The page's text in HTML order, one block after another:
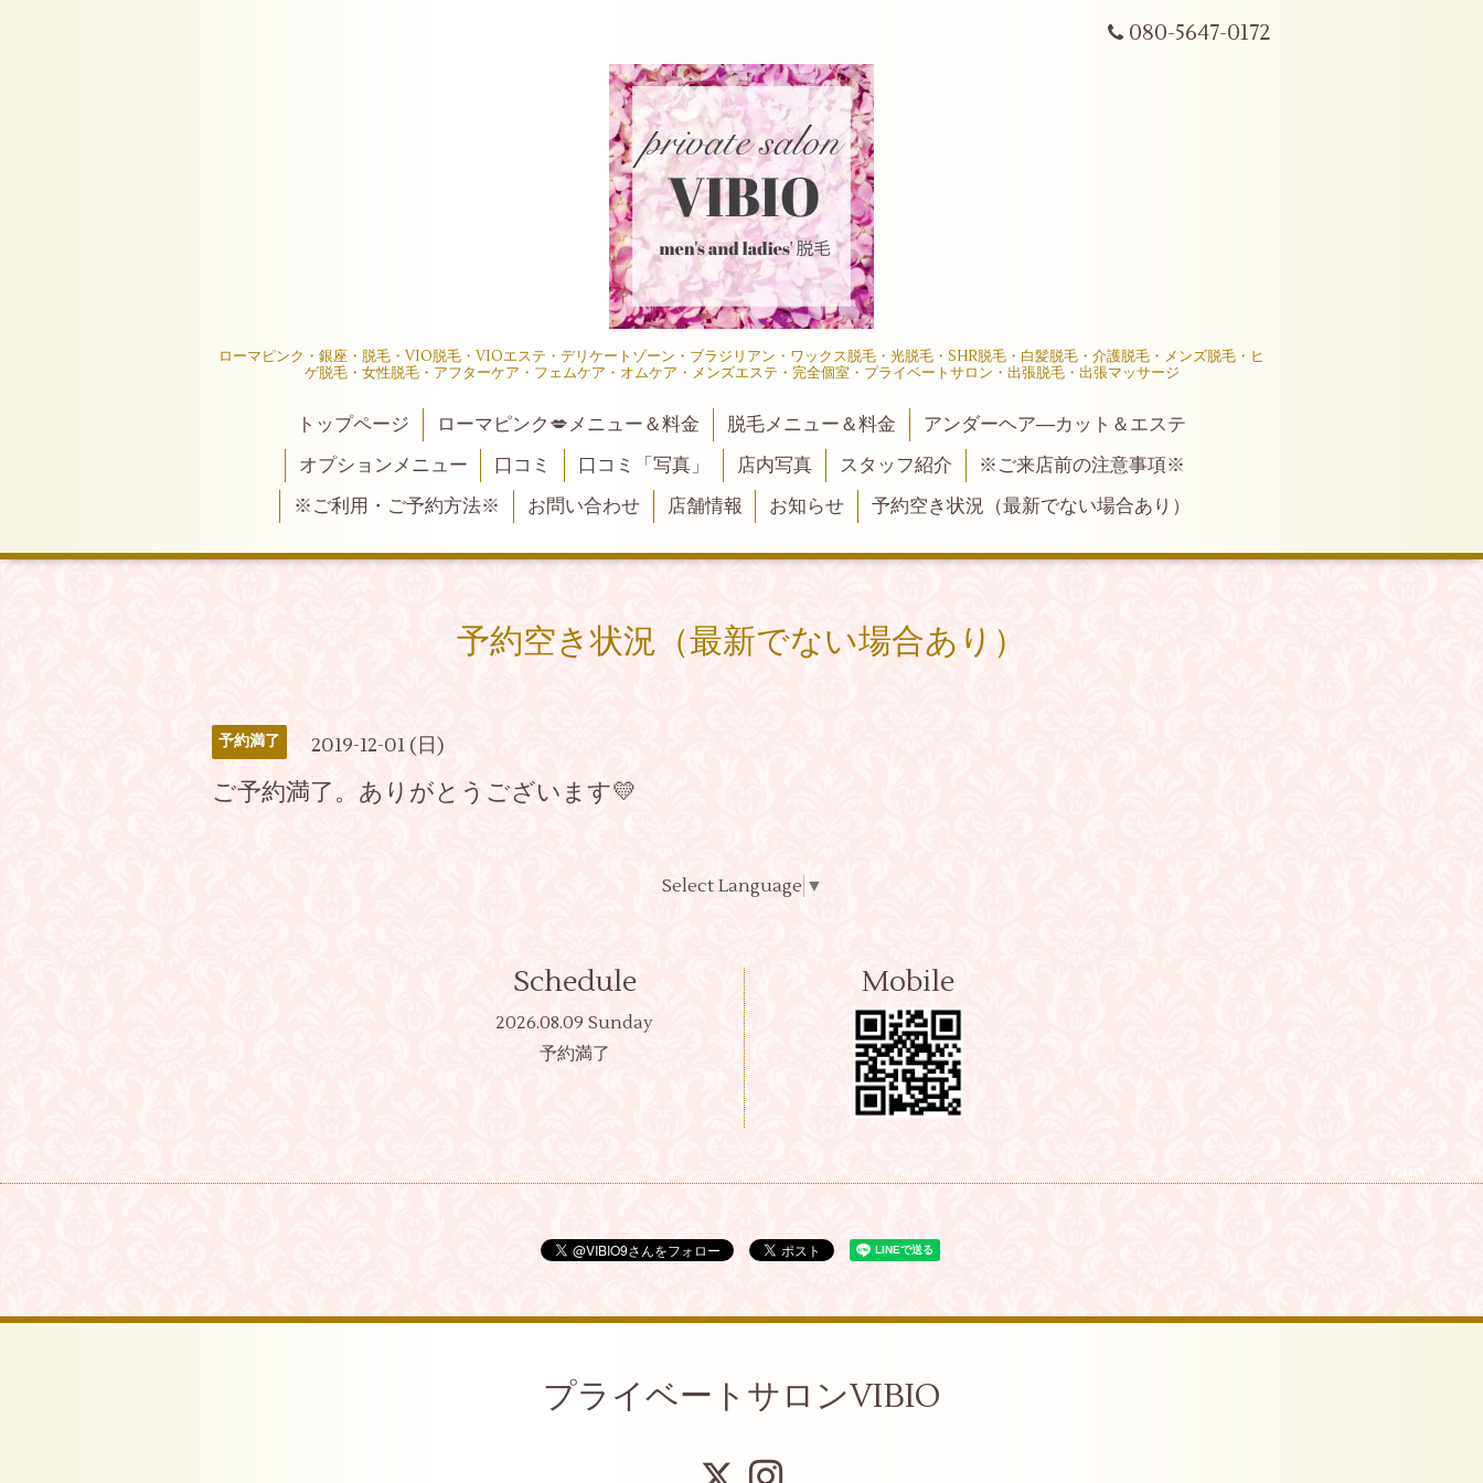
080-5647-0172
ローマピンク・銀座・脱毛・VIO脱毛・VIOエステ・デリケートゾーン・ブラジリアン・ワックス脱毛・光脱毛・SHR脱毛・白髪脱毛・介護脱毛・メンズ脱毛・ヒ
ゲ脱毛・女性脱毛・アフターケア・フェムケア・オムケア・メンズエステ・完全個室・プライベートサロン・出張脱毛・出張マッサージ
トップページ ローマピンク💋メニュー＆料金 脱毛メニュー＆料金
アンダーヘア―カット＆エステ
オプションメニュー
口コミ 口コミ「写真」 店内写真 スタッフ紹介
※ご来店前の注意事項※
※ご利用・ご予約方法※
お問い合わせ 店舗情報 お知らせ 予約空き状況（最新でない場合あり）
予約空き状況（最新でない場合あり）
予約満了 2019-12-01 (日)
ご予約満了。ありがとうございます💛
Select Language ▼
Schedule
2026.08.09 Sunday
予約満了
Mobile
プライベートサロンVIBIO